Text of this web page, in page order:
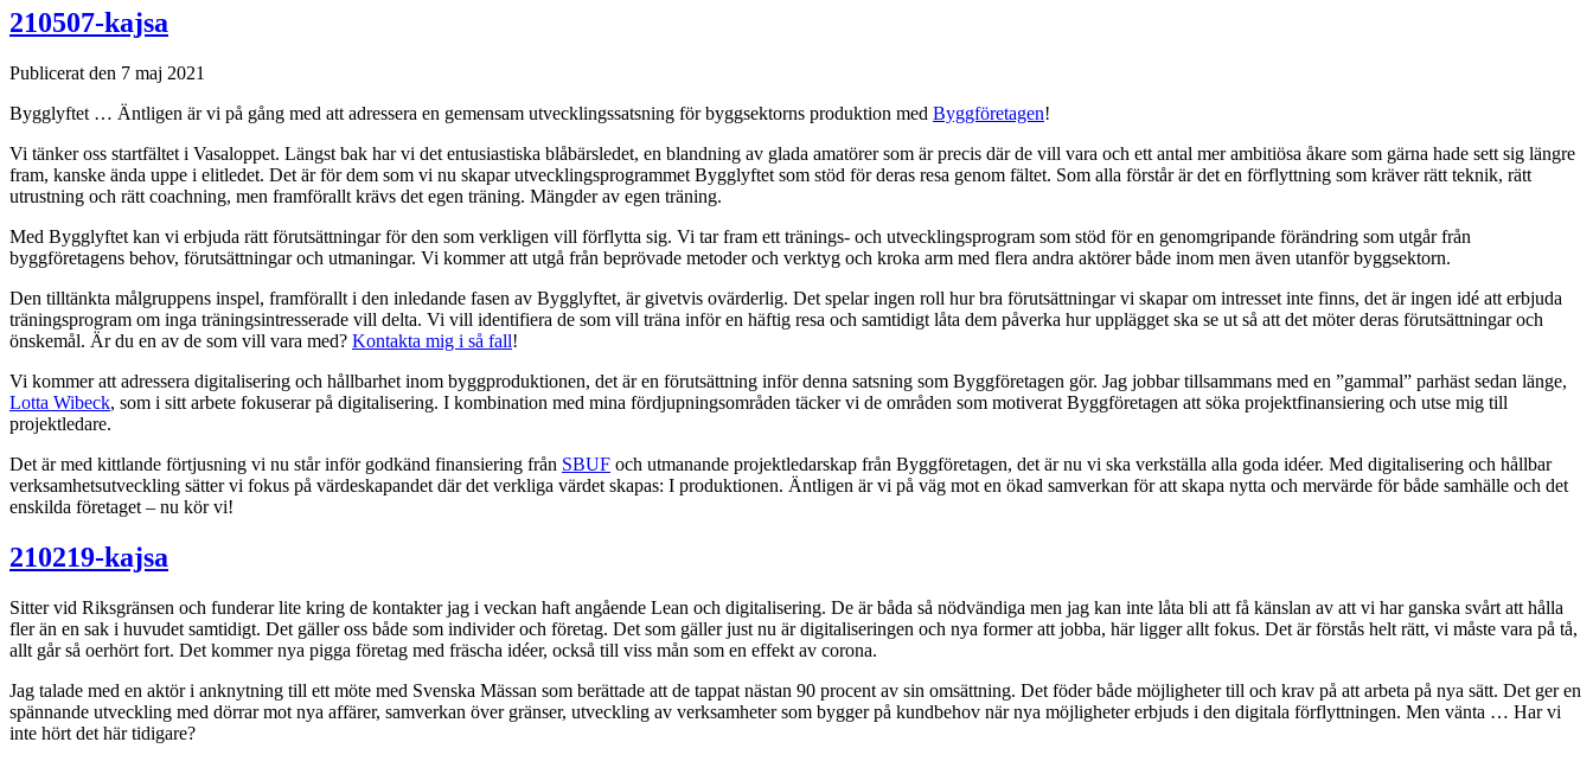
210507-kajsa
Publicerat den 7 maj 2021
Bygglyftet … Äntligen är vi på gång med att adressera en gemensam utvecklingssatsning för byggsektorns produktion med Byggföretagen!
Vi tänker oss startfältet i Vasaloppet. Längst bak har vi det entusiastiska blåbärsledet, en blandning av glada amatörer som är precis där de vill vara och ett antal mer ambitiösa åkare som gärna hade sett sig längre
fram, kanske ända uppe i elitledet. Det är för dem som vi nu skapar utvecklingsprogrammet Bygglyftet som stöd för deras resa genom fältet. Som alla förstår är det en förflyttning som kräver rätt teknik, rätt
utrustning och rätt coachning, men framförallt krävs det egen träning. Mängder av egen träning.
Med Bygglyftet kan vi erbjuda rätt förutsättningar för den som verkligen vill förflytta sig. Vi tar fram ett tränings- och utvecklingsprogram som stöd för en genomgripande förändring som utgår från
byggföretagens behov, förutsättningar och utmaningar. Vi kommer att utgå från beprövade metoder och verktyg och kroka arm med flera andra aktörer både inom men även utanför byggsektorn.
Den tilltänkta målgruppens inspel, framförallt i den inledande fasen av Bygglyftet, är givetvis ovärderlig. Det spelar ingen roll hur bra förutsättningar vi skapar om intresset inte finns, det är ingen idé att erbjuda
träningsprogram om inga träningsintresserade vill delta. Vi vill identifiera de som vill träna inför en häftig resa och samtidigt låta dem påverka hur upplägget ska se ut så att det möter deras förutsättningar och
önskemål. Är du en av de som vill vara med? Kontakta mig i så fall!
Vi kommer att adressera digitalisering och hållbarhet inom byggproduktionen, det är en förutsättning inför denna satsning som Byggföretagen gör. Jag jobbar tillsammans med en ”gammal” parhäst sedan länge,
Lotta Wibeck, som i sitt arbete fokuserar på digitalisering. I kombination med mina fördjupningsområden täcker vi de områden som motiverat Byggföretagen att söka projektfinansiering och utse mig till
projektledare.
Det är med kittlande förtjusning vi nu står inför godkänd finansiering från SBUF och utmanande projektledarskap från Byggföretagen, det är nu vi ska verkställa alla goda idéer. Med digitalisering och hållbar
verksamhetsutveckling sätter vi fokus på värdeskapandet där det verkliga värdet skapas: I produktionen. Äntligen är vi på väg mot en ökad samverkan för att skapa nytta och mervärde för både samhälle och det
enskilda företaget – nu kör vi!
210219-kajsa
Sitter vid Riksgränsen och funderar lite kring de kontakter jag i veckan haft angående Lean och digitalisering. De är båda så nödvändiga men jag kan inte låta bli att få känslan av att vi har ganska svårt att hålla
fler än en sak i huvudet samtidigt. Det gäller oss både som individer och företag. Det som gäller just nu är digitaliseringen och nya former att jobba, här ligger allt fokus. Det är förstås helt rätt, vi måste vara på tå,
allt går så oerhört fort. Det kommer nya pigga företag med fräscha idéer, också till viss mån som en effekt av corona.
Jag talade med en aktör i anknytning till ett möte med Svenska Mässan som berättade att de tappat nästan 90 procent av sin omsättning. Det föder både möjligheter till och krav på att arbeta på nya sätt. Det ger en
spännande utveckling med dörrar mot nya affärer, samverkan över gränser, utveckling av verksamheter som bygger på kundbehov när nya möjligheter erbjuds i den digitala förflyttningen. Men vänta … Har vi
inte hört det här tidigare?